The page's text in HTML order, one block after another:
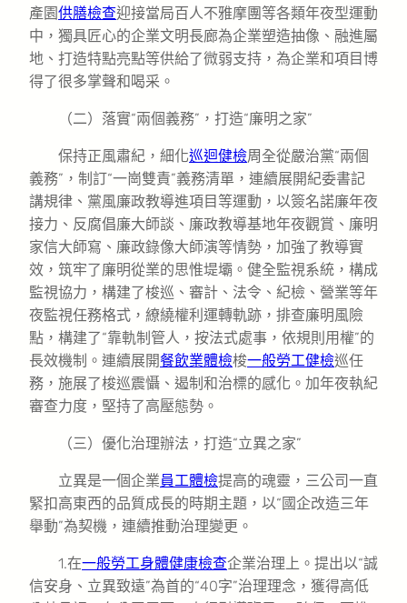
產園供膳檢查迎接當局百人不雅摩團等各類年夜型運動
中，獨具匠心的企業文明長廊為企業塑造抽像、融進屬
地、打造特點亮點等供給了微弱支持，為企業和項目博
得了很多掌聲和喝采。
（二）落實“兩個義務”，打造“廉明之家”
保持正風肅紀，細化巡迴健檢周全從嚴治黨“兩個
義務”，制訂“一崗雙責”義務清單，連續展開紀委書記
講規律、黨風廉政教導進項目等運動，以簽名諾廉年夜
接力、反腐倡廉大師談、廉政教導基地年夜觀賞、廉明
家信大師寫、廉政錄像大師演等情勢，加強了教導實
效，筑牢了廉明從業的思惟堤壩。健全監視系統，構成
監視協力，構建了梭巡、審計、法令、紀檢、營業等年
夜監視任務格式，繚繞權利運轉軌跡，排查廉明風險
點，構建了“靠軌制管人，按法式處事，依規則用權”的
長效機制。連續展開餐飲業體檢梭一般勞工健檢巡任
務，施展了梭巡震懾、遏制和治標的感化。加年夜執紀
審查力度，堅持了高壓態勢。
（三）優化治理辦法，打造“立異之家”
立異是一個企業員工體檢提高的魂靈，三公司一直
緊扣高東西的品質成長的時期主題，以“國企改造三年
舉動”為契機，連續推動治理變更。
1.在一般勞工身體健康檢查企業治理上。提出以“誠
信安身、立異致遠”為首的“40字”治理理念，獲得高低